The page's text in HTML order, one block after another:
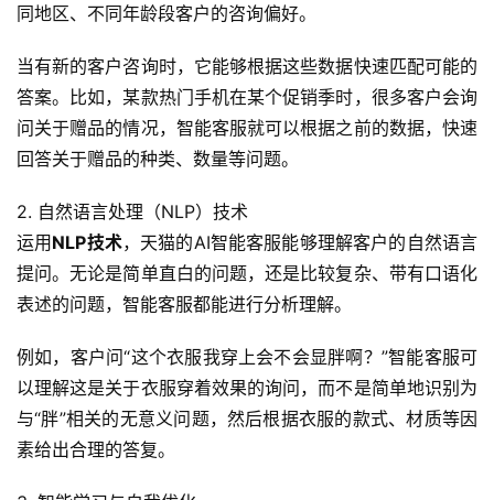
同地区、不同年龄段客户的咨询偏好。
当有新的客户咨询时，它能够根据这些数据快速匹配可能的
答案。比如，某款热门手机在某个促销季时，很多客户会询
问关于赠品的情况，智能客服就可以根据之前的数据，快速
回答关于赠品的种类、数量等问题。
2. 自然语言处理（NLP）技术
运用NLP技术，天猫的AI智能客服能够理解客户的自然语言
提问。无论是简单直白的问题，还是比较复杂、带有口语化
表述的问题，智能客服都能进行分析理解。
例如，客户问“这个衣服我穿上会不会显胖啊？”智能客服可
以理解这是关于衣服穿着效果的询问，而不是简单地识别为
与“胖”相关的无意义问题，然后根据衣服的款式、材质等因
素给出合理的答复。